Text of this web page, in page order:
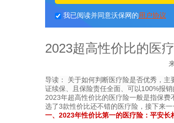
我已阅读并同意沃保网的用户协议
2023超高性价比的医
导读：
关于如何判断医疗险是否优秀，
证续保、且保险责任全面、可以100%报销
2023年超高性价比的医疗险一般是指保
选了3款性价比还不错的医疗险，接下来一
一、2023年性价比第一的医疗险：平安长